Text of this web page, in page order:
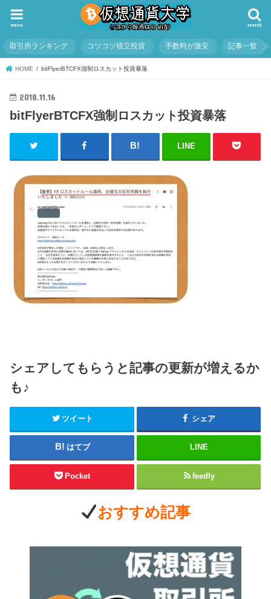
search
menu
取引所ランキング コツコツ積立投資 手数料が激安 記事一覧
HOME bitFlyerBTCFX強制ロスカット投資暴落
2018.11.16
bitFlyerBTCFX強制ロスカット投資暴落
LINE
シェアしてもらうと記事の更新が増えるか
も♪
ツイート シェア
はてブ LINE
Pocket feedly
おすすめ記事